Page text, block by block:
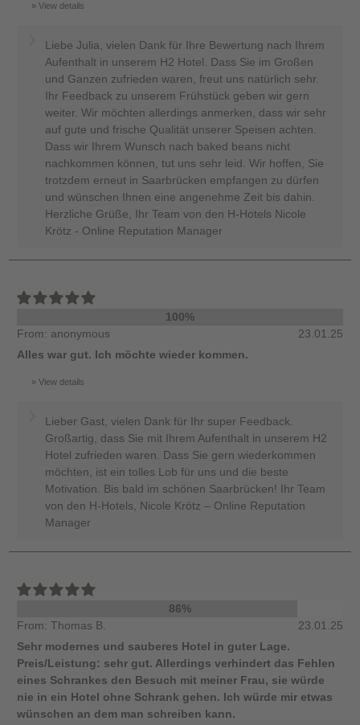
View details
Liebe Julia, vielen Dank für Ihre Bewertung nach Ihrem
Aufenthalt in unserem H2 Hotel. Dass Sie im Großen
und Ganzen zufrieden waren, freut uns natürlich sehr.
Ihr Feedback zu unserem Frühstück geben wir gern
weiter. Wir möchten allerdings anmerken, dass wir sehr
auf gute und frische Qualität unserer Speisen achten.
Dass wir Ihrem Wunsch nach baked beans nicht
nachkommen können, tut uns sehr leid. Wir hoffen, Sie
trotzdem erneut in Saarbrücken empfangen zu dürfen
und wünschen Ihnen eine angenehme Zeit bis dahin.
Herzliche Grüße, Ihr Team von den H-Hotels Nicole
Krötz - Online Reputation Manager
100%
From: anonymous
23.01.25
Alles war gut. Ich möchte wieder kommen.
View details
Lieber Gast, vielen Dank für Ihr super Feedback.
Großartig, dass Sie mit Ihrem Aufenthalt in unserem H2
Hotel zufrieden waren. Dass Sie gern wiederkommen
möchten, ist ein tolles Lob für uns und die beste
Motivation. Bis bald im schönen Saarbrücken! Ihr Team
von den H-Hotels, Nicole Krötz – Online Reputation
Manager
86%
From: Thomas B.
23.01.25
Sehr modernes und sauberes Hotel in guter Lage.
Preis/Leistung: sehr gut. Allerdings verhindert das Fehlen
eines Schrankes den Besuch mit meiner Frau, sie würde
nie in ein Hotel ohne Schrank gehen. Ich würde mir etwas
wünschen an dem man schreiben kann.